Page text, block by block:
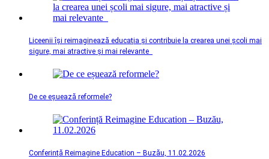
Liceenii își reimaginează educația și contribuie la crearea unei școli mai
sigure, mai atractive și mai relevante
De ce eșuează reformele?
Conferință Reimagine Education – Buzău, 11.02.2026